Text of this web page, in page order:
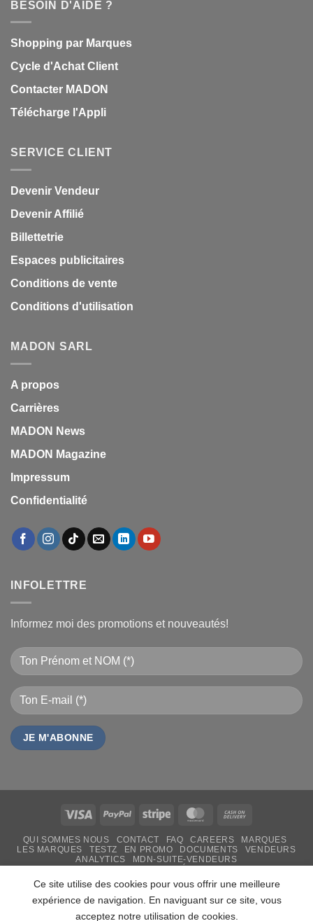
BESOIN D'AIDE ?
Shopping par Marques
Cycle d'Achat Client
Contacter MADON
Télécharge l'Appli
SERVICE CLIENT
Devenir Vendeur
Devenir Affilié
Billettetrie
Espaces publicitaires
Conditions de vente
Conditions d'utilisation
MADON SARL
A propos
Carrières
MADON News
MADON Magazine
Impressum
Confidentialité
INFOLETTRE
Informez moi des promotions et nouveautés!
Visa PayPal Stripe MasterCard
Delivery
QUI SOMMES NOUS CONTACT FAQ CAREERS
MARQUES
LES MARQUES
TESTZ EN PROMO DOCUMENTS
VENDEURS
ANALYTICS
MDN-SUITE-VENDEURS
IMPRESSION PERSONNALISÉE
MON-TSHIRT
FÊTE DES MÈRES 31 MAI 2026 CAMEROUN
PASS LIVRAISON & SERVICE
Copyright 2026 © MADON DEV
Ce site utilise des cookies pour vous offrir une meilleure
expérience de navigation. En naviguant sur ce site, vous
acceptez notre utilisation de cookies.